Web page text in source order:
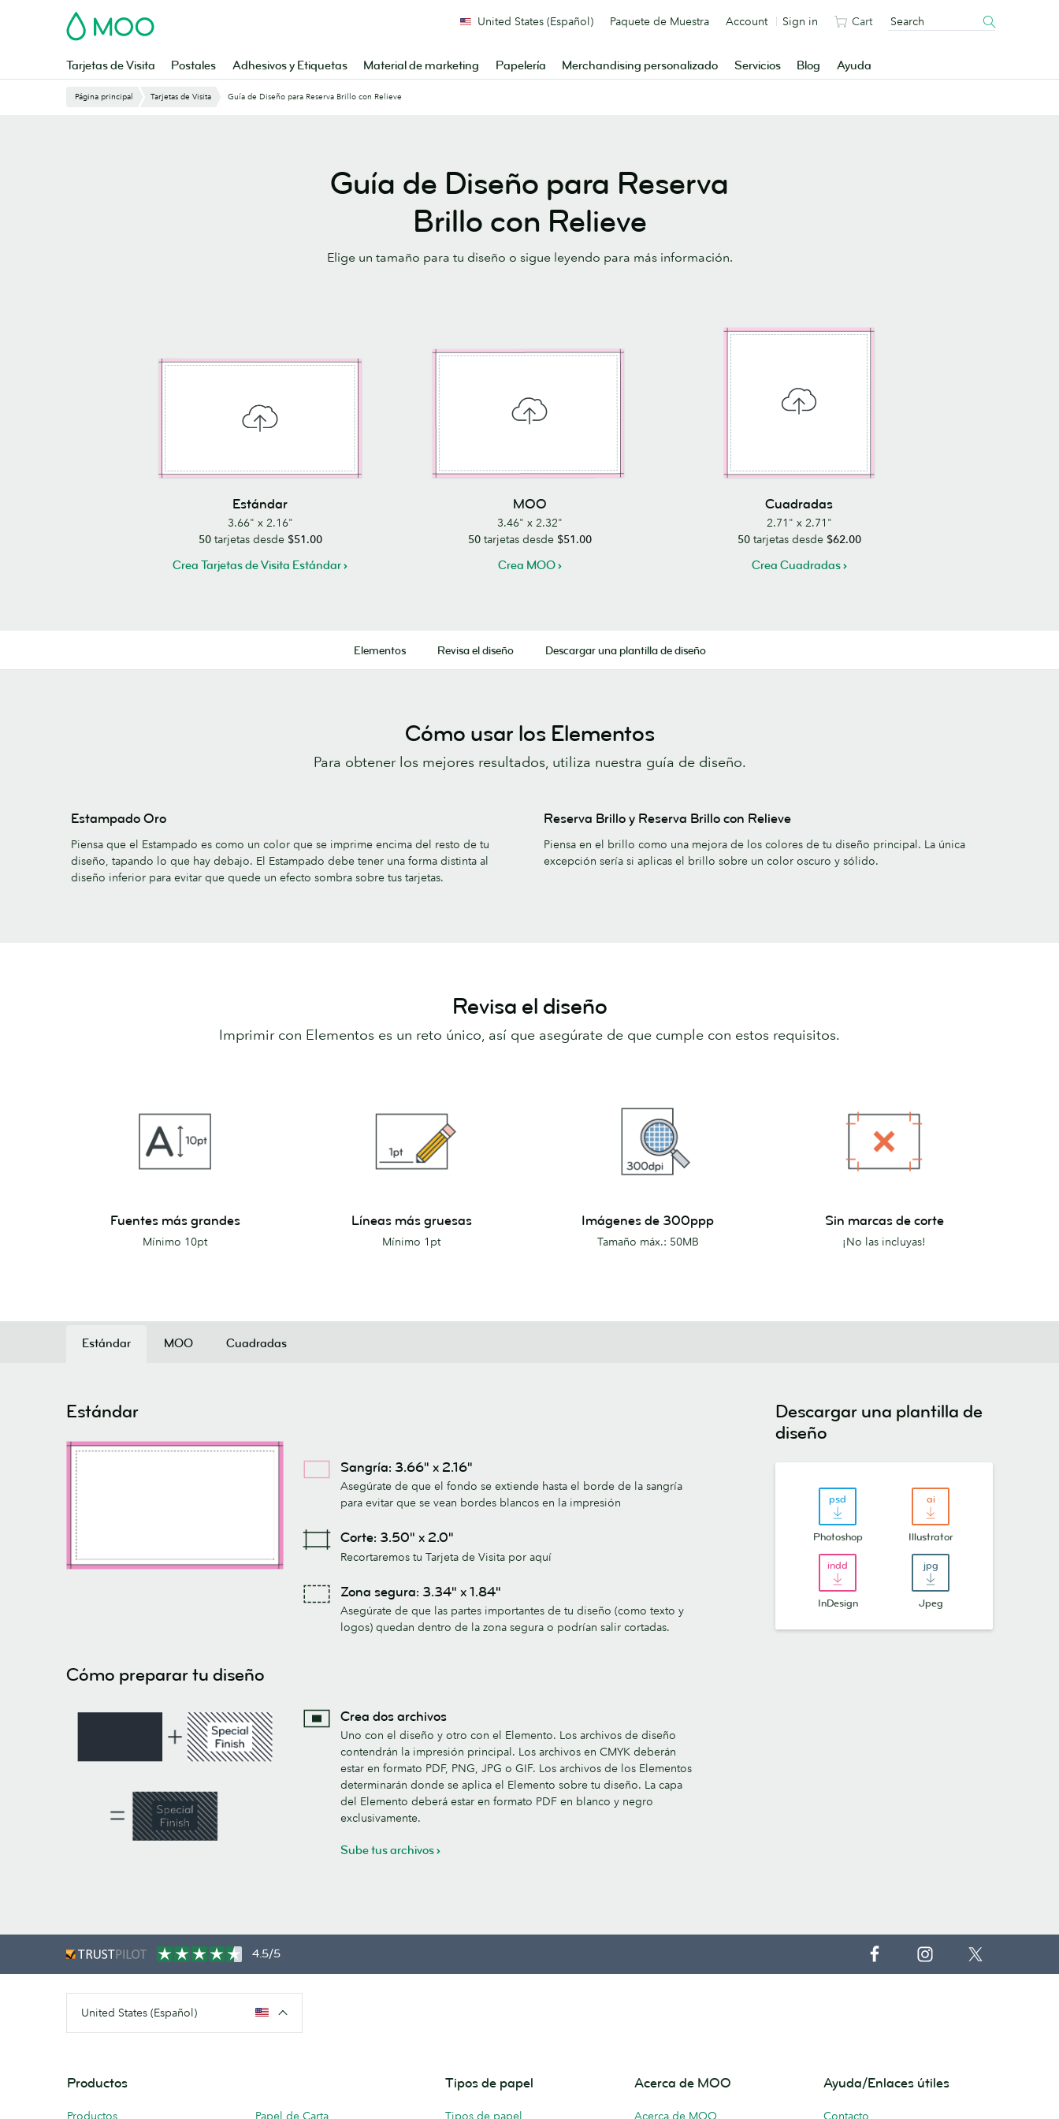
MOO
Tarjetas de Visita Postales Adhesivos y Etiquetas Material de marketing Papelería Merchandising personalizado Servicios Blog Ayuda
United States (Español) Paquete de Muestra Account Sign in Cart
Página principal Tarjetas de Visita Guía de Diseño para Reserva Brillo con Relieve
Guía de Diseño para Reserva
Brillo con Relieve
Elige un tamaño para tu diseño o sigue leyendo para más información.
Estándar
3.66" x 2.16"
50tarjetas desde $51.00
Crea Tarjetas de Visita Estándar
MOO
3.46" x 2.32"
50tarjetas desde $51.00
Crea MOO
Cuadradas
2.71" x 2.71"
50tarjetas desde $62.00
Crea Cuadradas
Elementos Revisa el diseño Descargar una plantilla de diseño
Cómo usar los Elementos
Para obtener los mejores resultados, utiliza nuestra guía de diseño.
Estampado Oro
Piensa que el Estampado es como un color que se imprime encima del resto de tu
diseño, tapando lo que hay debajo. El Estampado debe tener una forma distinta al
diseño inferior para evitar que quede un efecto sombra sobre tus tarjetas.
Reserva Brillo y Reserva Brillo con Relieve
Piensa en el brillo como una mejora de los colores de tu diseño principal. La única
excepción sería si aplicas el brillo sobre un color oscuro y sólido.
Revisa el diseño
Imprimir con Elementos es un reto único, así que asegúrate de que cumple con estos requisitos.
Fuentes más grandes
Mínimo 10pt
Líneas más gruesas
Mínimo 1pt
Imágenes de 300ppp
Tamaño máx.: 50MB
Sin marcas de corte
¡No las incluyas!
Estándar
Estándar
Sangría: 3.66" x 2.16"
Asegúrate de que el fondo se extiende hasta el borde de la sangría
para evitar que se vean bordes blancos en la impresión
Corte: 3.50" x 2.0"
Recortaremos tu Tarjeta de Visita por aquí
Zona segura: 3.34" x 1.84"
Asegúrate de que las partes importantes de tu diseño (como texto y
logos) quedan dentro de la zona segura o podrían salir cortadas.
Cómo preparar tu diseño
Crea dos archivos
Uno con el diseño y otro con el Elemento. Los archivos de diseño
contendrán la impresión principal. Los archivos en CMYK deberán
estar en formato PDF, PNG, JPG o GIF. Los archivos de los Elementos
determinarán donde se aplica el Elemento sobre tu diseño. La capa
del Elemento deberá estar en formato PDF en blanco y negro
exclusivamente.
Sube tus archivos
Descargar una plantilla de
diseño
Photoshop Illustrator
InDesign Jpeg
MOO Cuadradas
4.5/5
United States (Español)
Productos
Productos Papel de Carta
Tipos de papel
Tipos de papel
Acerca de MOO
Acerca de MOO
Ayuda/Enlaces útiles
Contacto